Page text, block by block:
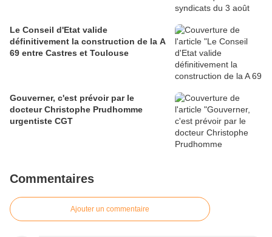
Le Conseil d'Etat valide
définitivement la construction de la A
69 entre Castres et Toulouse
Gouverner, c'est prévoir par le
docteur Christophe Prudhomme
urgentiste CGT
Commentaires
Ajouter un commentaire